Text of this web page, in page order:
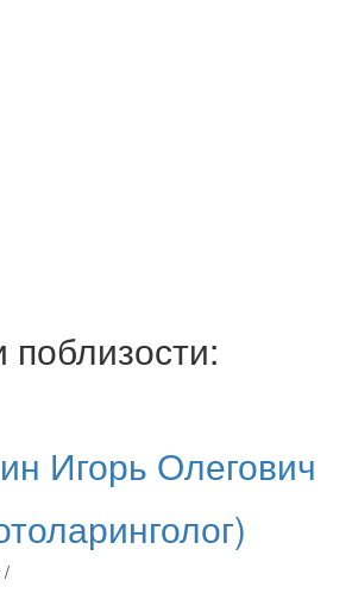
поблизости:
Игорь Олегович
/